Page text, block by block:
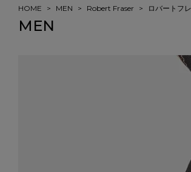
HOME MEN Robert Fraser ロバートフ
MEN